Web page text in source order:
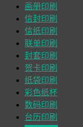
画册印刷
信封印刷
信纸印刷
联单印刷
封套印刷
贺卡印刷
纸袋印刷
彩色纸杯
数码印刷
台历印刷